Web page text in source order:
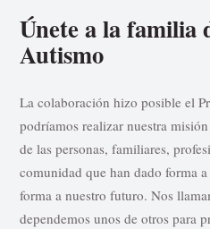
Únete a la familia
Autismo
La colaboración hizo posible el
podríamos realizar nuestra
de las personas, familiares,
comunidad que han dado forma
forma a nuestro futuro. Nos
dependemos unos de otros para